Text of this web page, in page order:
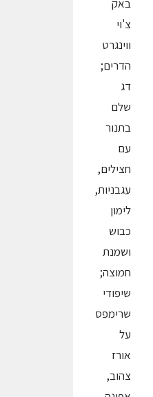
באק
צ'וי
ווינגרט
הדרים;
דג
שלם
בתנור
עם
חצילים,
עגבניות,
לימון
כבוש
ושמנת
חמוצה;
שיפודי
שרימפס
על
אורז
צהוב,